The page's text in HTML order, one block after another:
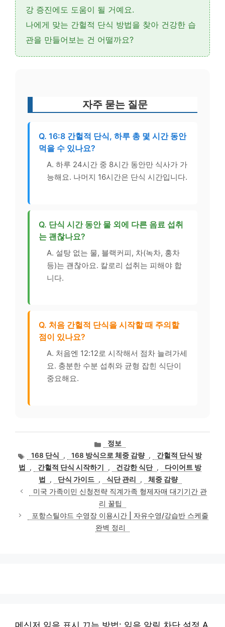
강 증진에도 도움이 될 거예요.
나에게 맞는 간헐적 단식 방법을 찾아 건강한 습
관을 만들어보는 건 어떨까요?
자주 묻는 질문
Q. 16:8 간헐적 단식, 하루 총 몇 시간 동안
먹을 수 있나요?
A. 하루 24시간 중 8시간 동안만 식사가 가
능해요. 나머지 16시간은 단식 시간입니다.
Q. 단식 시간 동안 물 외에 다른 음료 섭취
는 괜찮나요?
A. 설탕 없는 물, 블랙커피, 차(녹차, 홍차
등)는 괜찮아요. 칼로리 섭취는 피해야 합
니다.
Q. 처음 간헐적 단식을 시작할 때 주의할
점이 있나요?
A. 처음엔 12:12로 시작해서 점차 늘려가세
요. 충분한 수분 섭취와 균형 잡힌 식단이
중요해요.
카
테
고
리
정보
태168 단식 , 168 방식으로 체중 감량 ,
간헐적 단식 방
법
, 간헐적 단식 시작하기 , 건강한 식단 ,
다이어트 방
법
, 단식 가이드 , 식단 관리 ,
체중 감량
미국 가족이민 신청전략 직계가족 형제자매 대기기간 관
리 꿀팁
포항스틸야드 수영장 이용시간 | 자유수영/강습반 스케줄
완벽 정리
메신저 읽음 표시 끄는 방법: 읽음 알림 차단 설정 A